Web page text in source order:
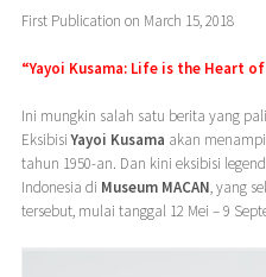
First Publication on March 15, 2018
“Yayoi Kusama: Life is the Heart
Ini mungkin salah satu berita yang
EksibisiYayoi Kusama akan
tahun 1950-an. Dan kini eksibisi
Indonesia di Museum MACAN, yang
tersebut, mulai tanggal 12 Mei – 9